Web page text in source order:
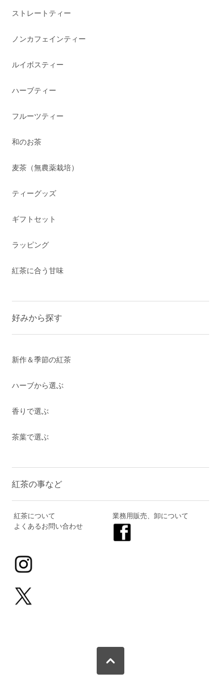
ストレートティー
ノンカフェインティー
ルイボスティー
ハーブティー
フルーツティー
和のお茶
麦茶（無農薬栽培）
ティーグッズ
ギフトセット
ラッピング
紅茶に合う甘味
好みから探す
新作＆季節の紅茶
ハーブから選ぶ
香りで選ぶ
茶葉で選ぶ
紅茶の事など
紅茶について
業務用販売、卸について
よくあるお問い合わせ